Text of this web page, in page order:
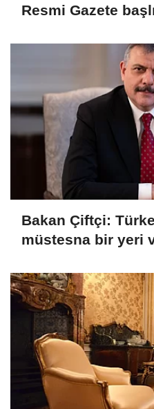
Resmi Gazete
Bakan Çiftçi:
müstesna bir yeri